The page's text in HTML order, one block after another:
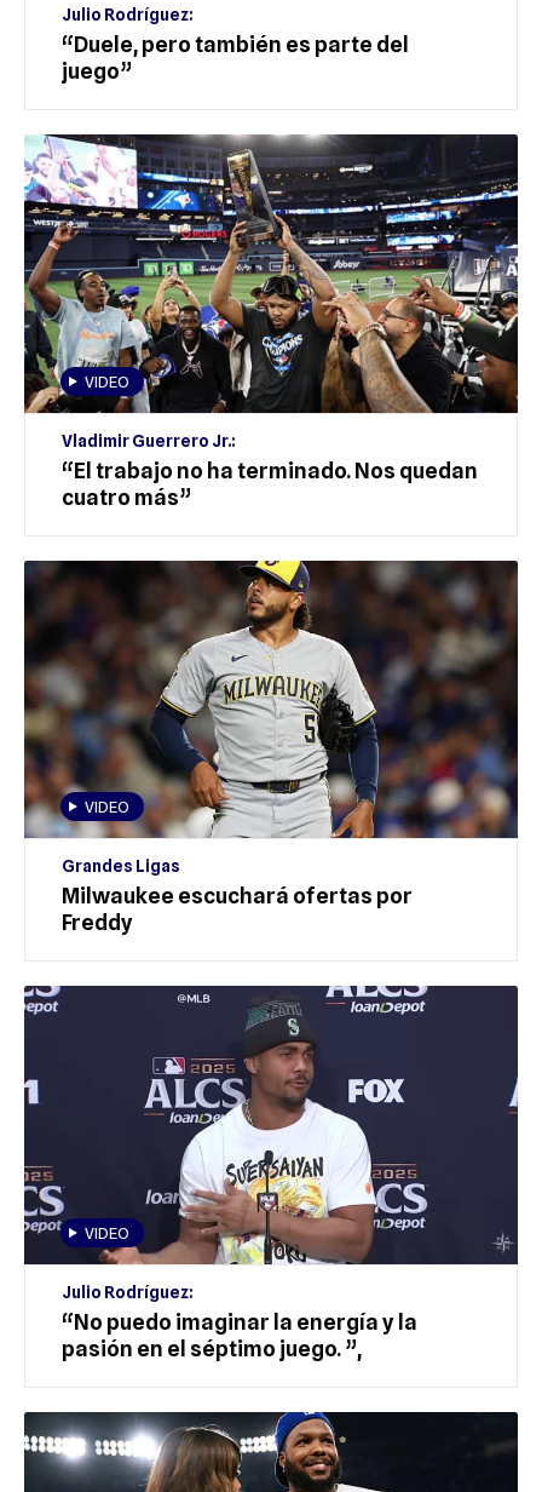
Julio Rodríguez:
“Duele, pero también es parte del
juego”
VIDEO
Vladimir Guerrero Jr.:
“El trabajo no ha terminado. Nos quedan
cuatro más”
VIDEO
Grandes Ligas
Milwaukee escuchará ofertas por
Freddy
VIDEO
Julio Rodríguez:
“No puedo imaginar la energía y la
pasión en el séptimo juego. ”,